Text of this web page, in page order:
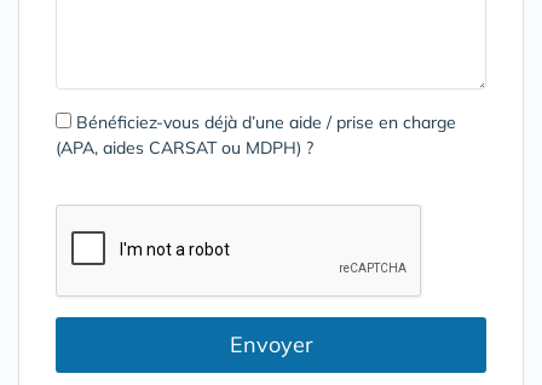
Bénéficiez-vous déjà d’une aide / prise en charge
(APA, aides CARSAT ou MDPH) ?
Envoyer